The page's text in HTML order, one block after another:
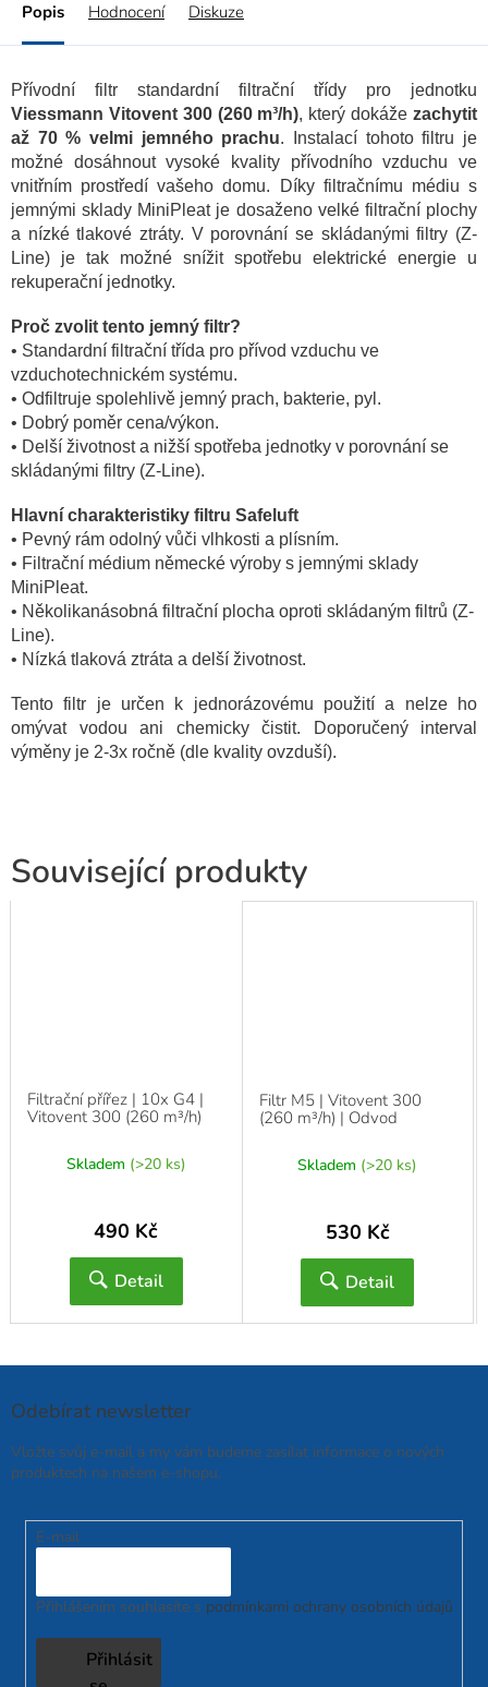
Související produkty
Filtrační přířez | 10x G4 |
Vitovent 300 (260 m³/h)
Skladem (>20 ks)
490 Kč
Detail
Filtr M5 | Vitovent 300
(260 m³/h) | Odvod
Skladem (>20 ks)
530 Kč
Detail
Popis Hodnocení Diskuze
Přívodní filtr standardní filtrační třídy pro jednotku
Viessmann Vitovent 300 (260 m³/h), který dokážezachytit
až 70 % velmi jemného prachu. Instalací tohoto filtru je
možné dosáhnout vysoké kvality přívodního vzduchu ve
vnitřním prostředí vašeho domu. Díky filtračnímu médiu s
jemnými sklady MiniPleat je dosaženo velké filtrační plochy
a nízké tlakové ztráty. V porovnání se skládanými filtry (Z-
Line) je tak možné snížit spotřebu elektrické energie u
rekuperační jednotky.
Proč zvolit tento jemný filtr?
• Standardní filtrační třída pro přívod vzduchu ve
vzduchotechnickém systému.
• Odfiltruje spolehlivě jemný prach, bakterie, pyl.
• Dobrý poměr cena/výkon.
• Delší životnost a nižší spotřeba jednotky v porovnání se
skládanými filtry (Z-Line).
Hlavní charakteristiky filtru Safeluft
• Pevný rám odolný vůči vlhkosti a plísním.
• Filtrační médium německé výroby s jemnými sklady
MiniPleat.
• Několikanásobná filtrační plocha oproti skládaným filtrů (Z-
Line).
• Nízká tlaková ztráta a delší životnost.
Tento filtr je určen k jednorázovému použití a nelze ho
omývat vodou ani chemicky čistit. Doporučený interval
výměny je 2-3x ročně (dle kvality ovzduší).
Odebírat newsletter
Vložte svůj e-mail a my vám budeme zasílat informace o nových
produktech na našem e-shopu.
E-mail
Přihlášením souhlasíte s podmínkami ochrany osobních údajů
Přihlásit